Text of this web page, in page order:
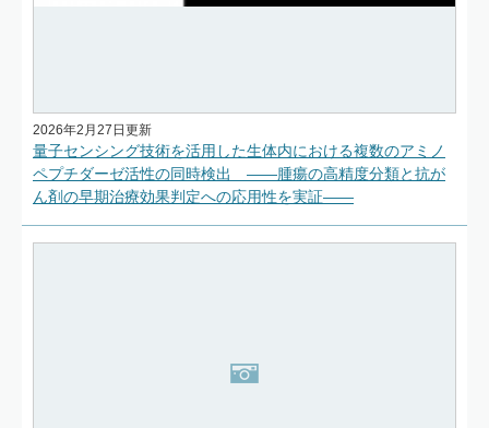
2026年2月27日更新
量子センシング技術を活用した生体内における複数のアミノ
ペプチダーゼ活性の同時検出 ――腫瘍の高精度分類と抗が
ん剤の早期治療効果判定への応用性を実証――